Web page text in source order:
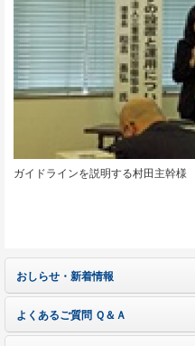
ガイドラインを説明する村田主幹様
おしらせ・新着情報
よくあるご質問 Ｑ＆Ａ